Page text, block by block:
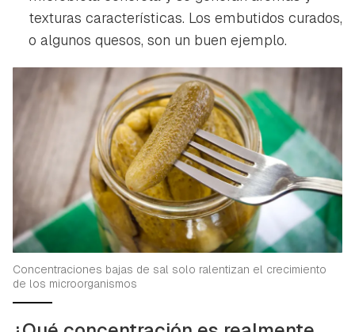
texturas características. Los embutidos curados,
o algunos quesos, son un buen ejemplo.
Concentraciones bajas de sal solo ralentizan el crecimiento
de los microorganismos